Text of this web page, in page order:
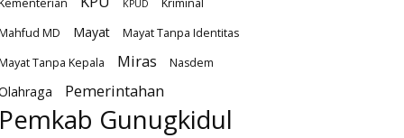
KPUD
Kriminal
MD
Mayat
Mayat Tanpa Identitas
Tanpa Kepala
Miras Nasdem
Pemerintahan
Pemkab Gunugkidul